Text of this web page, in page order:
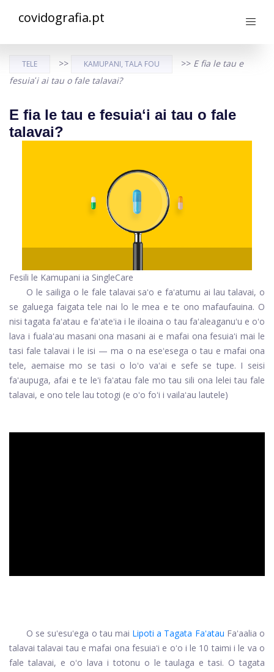
covidografia.pt
TELE >> KAMUPANI, TALA FOU >> E fia le tau e
fesuiaʻi ai tau o fale talavai?
E fia le tau e fesuiaʻi ai tau o fale
talavai?
Fesili le Kamupani ia SingleCare
O le sailiga o le fale talavai saʻo e faʻatumu ai lau talavai, o
se galuega faigata tele nai lo le mea e te ono mafaufauina. O
nisi tagata faʻatau e faʻateʻia i le iloaina o tau faʻaleaganuʻu e oʻo
lava i fualaʻau masani ona masani ai e mafai ona fesuiaʻi mai le
tasi fale talavai i le isi — ma o na eseʻesega o tau e mafai ona
tele, aemaise mo se tasi o loʻo vaʻai e sefe se tupe. I seisi
faʻaupuga, afai e te leʻi faʻatau fale mo tau sili ona lelei tau fale
talavai, e ono tele lau totogi (e oʻo foʻi i vailaʻau lautele)
O se suʻesuʻega o tau mai Lipoti a Tagata Faʻatau Faʻaalia o
talavai talavai tau e mafai ona fesuiaʻi e oʻo i le 10 taimi i le va o
fale talavai, e oʻo lava i totonu o le taulaga e tasi. O tagata